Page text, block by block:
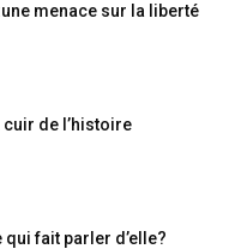
menace sur la liberté
de l’histoire
fait parler d’elle?